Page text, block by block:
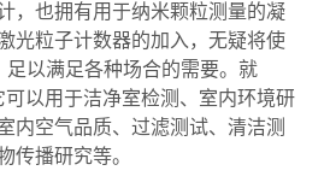
，也拥有用于纳米颗粒测量的凝
光粒子计数器的加入，无疑将使
以满足各种场合的需要。就
以用于洁净室检测、室内环境研
内空气品质、过滤测试、清洁测
传播研究等。